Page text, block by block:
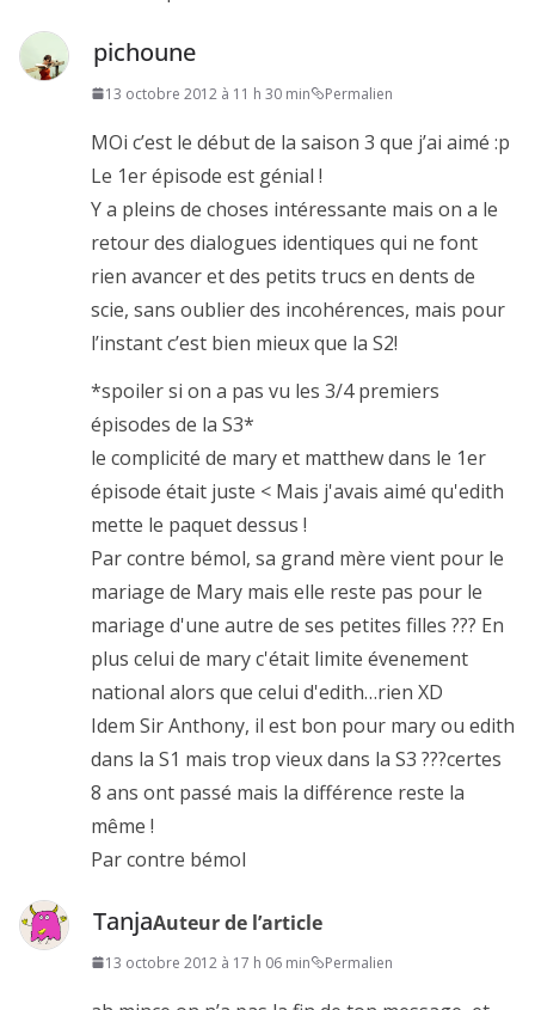
pichoune
13 octobre 2012 à 11 h 30 min Permalien
MOi c’est le début de la saison 3 que j’ai aimé :p
Le 1er épisode est génial !
Y a pleins de choses intéressante mais on a le
retour des dialogues identiques qui ne font
rien avancer et des petits trucs en dents de
scie, sans oublier des incohérences, mais pour
l’instant c’est bien mieux que la S2!
*spoiler si on a pas vu les 3/4 premiers
épisodes de la S3*
le complicité de mary et matthew dans le 1er
épisode était juste < Mais j'avais aimé qu'edith
mette le paquet dessus !
Par contre bémol, sa grand mère vient pour le
mariage de Mary mais elle reste pas pour le
mariage d'une autre de ses petites filles ??? En
plus celui de mary c'était limite évenement
national alors que celui d'edith…rien XD
Idem Sir Anthony, il est bon pour mary ou edith
dans la S1 mais trop vieux dans la S3 ???certes
8 ans ont passé mais la différence reste la
même !
Par contre bémol
TanjaAuteur de l’article
13 octobre 2012 à 17 h 06 min Permalien